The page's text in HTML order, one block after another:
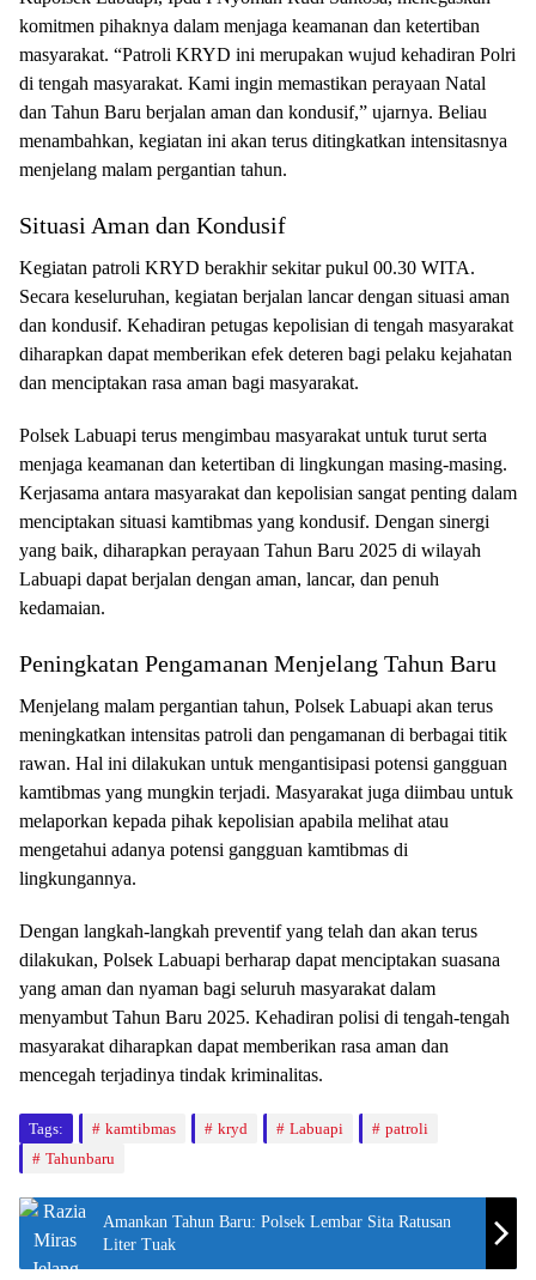
komitmen pihaknya dalam menjaga keamanan dan ketertiban
masyarakat. “Patroli KRYD ini merupakan wujud kehadiran Polri
di tengah masyarakat. Kami ingin memastikan perayaan Natal
dan Tahun Baru berjalan aman dan kondusif,” ujarnya. Beliau
menambahkan, kegiatan ini akan terus ditingkatkan intensitasnya
menjelang malam pergantian tahun.
Situasi Aman dan Kondusif
Kegiatan patroli KRYD berakhir sekitar pukul 00.30 WITA.
Secara keseluruhan, kegiatan berjalan lancar dengan situasi aman
dan kondusif. Kehadiran petugas kepolisian di tengah masyarakat
diharapkan dapat memberikan efek deteren bagi pelaku kejahatan
dan menciptakan rasa aman bagi masyarakat.
Polsek Labuapi terus mengimbau masyarakat untuk turut serta
menjaga keamanan dan ketertiban di lingkungan masing-masing.
Kerjasama antara masyarakat dan kepolisian sangat penting dalam
menciptakan situasi kamtibmas yang kondusif. Dengan sinergi
yang baik, diharapkan perayaan Tahun Baru 2025 di wilayah
Labuapi dapat berjalan dengan aman, lancar, dan penuh
kedamaian.
Peningkatan Pengamanan Menjelang Tahun Baru
Menjelang malam pergantian tahun, Polsek Labuapi akan terus
meningkatkan intensitas patroli dan pengamanan di berbagai titik
rawan. Hal ini dilakukan untuk mengantisipasi potensi gangguan
kamtibmas yang mungkin terjadi. Masyarakat juga diimbau untuk
melaporkan kepada pihak kepolisian apabila melihat atau
mengetahui adanya potensi gangguan kamtibmas di
lingkungannya.
Dengan langkah-langkah preventif yang telah dan akan terus
dilakukan, Polsek Labuapi berharap dapat menciptakan suasana
yang aman dan nyaman bagi seluruh masyarakat dalam
menyambut Tahun Baru 2025. Kehadiran polisi di tengah-tengah
masyarakat diharapkan dapat memberikan rasa aman dan
mencegah terjadinya tindak kriminalitas.
Tags: kamtibmas kryd Labuapi
patroli
Tahunbaru
Amankan Tahun Baru: Polsek Lembar Sita Ratusan
Liter Tuak